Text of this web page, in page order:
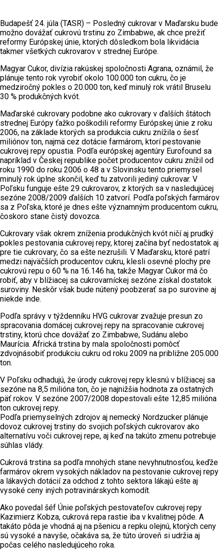
Budapešť 24. júla (TASR) – Posledný cukrovar v Maďarsku bude
možno dovážať cukrovú trstinu zo Zimbabwe, ak chce prežiť
reformy Európskej únie, ktorých dôsledkom bola likvidácia
takmer všetkých cukrovarov v strednej Európe.
Magyar Cukor, divízia rakúskej spoločnosti Agrana, oznámil, že
plánuje tento rok vyrobiť okolo 100.000 ton cukru, čo je
medziročný pokles o 20.000 ton, keď minulý rok vrátil Bruselu
30 % produkčných kvót.
Maďarské cukrovary podobne ako cukrovary v ďalších štátoch
strednej Európy ťažko poškodili reformy Európskej únie z roku
2006, na základe ktorých sa produkcia cukru znížila o šesť
miliónov ton, najmä cez dotácie farmárom, ktorí pestovanie
cukrovej repy opustia. Podľa európskej agentúry Eurofound sa
napríklad v Českej republike počet producentov cukru znížil od
roku 1990 do roku 2006 o 48 a v Slovinsku tento priemysel
minulý rok úplne skončil, keď tu zatvorili jediný cukrovar. V
Poľsku funguje ešte 29 cukrovarov, z ktorých sa v nasledujúcej
sezóne 2008/2009 ďalších 10 zatvorí. Podľa poľských farmárov
sa z Poľska, ktoré je dnes ešte významným producentom cukru,
čoskoro stane čistý dovozca.
Cukrovary však okrem zníženia produkčných kvót ničí aj prudký
pokles pestovania cukrovej repy, ktorej začína byť nedostatok aj
pre tie cukrovary, čo sa ešte nezrušili. V Maďarsku, ktoré patrí
medzi najväčších producentov cukru, klesli osevné plochy pre
cukrovú repu o 60 % na 16.146 ha, takže Magyar Cukor má čo
robiť, aby v blížiacej sa cukrovarníckej sezóne získal dostatok
suroviny. Neskôr však bude nútený poobzerať sa po surovine aj
niekde inde.
Podľa správy v týždenníku HVG cukrovar zvažuje presun zo
spracovania domácej cukrovej repy na spracovanie cukrovej
trstiny, ktorú chce dovážať zo Zimbabwe, Sudánu alebo
Maurícia. Africká trstina by mala spoločnosti pomôcť
zdvojnásobiť produkciu cukru od roku 2009 na približne 205.000
ton.
V Poľsku odhadujú, že úrody cukrovej repy klesnú v blížiacej sa
sezóne na 8,5 milióna ton, čo je najnižšia hodnota za ostatných
päť rokov. V sezóne 2007/2008 dopestovali ešte 12,85 milióna
ton cukrovej repy.
Podľa priemyselných zdrojov aj nemecký Nordzucker plánuje
dovoz cukrovej trstiny do svojich poľských cukrovarov ako
alternatívu voči cukrovej repe, aj keď na takúto zmenu potrebuje
súhlas vlády.
Cukrová trstina sa podľa mnohých stane nevyhnutnosťou, keďže
farmárov okrem vysokých nákladov na pestovanie cukrovej repy
a lákavých dotácií za odchod z tohto sektora lákajú ešte aj
vysoké ceny iných potravinárskych komodít.
Ako povedal šéf Únie poľských pestovateľov cukrovej repy
Kazimierz Kobza, cukrová repa rastie iba v kvalitnej pôde. A
takáto pôda je vhodná aj na pšenicu a repku olejnú, ktorých ceny
sú vysoké a navyše, očakáva sa, že túto úroveň si udržia aj
počas celého nasledujúceho roka.